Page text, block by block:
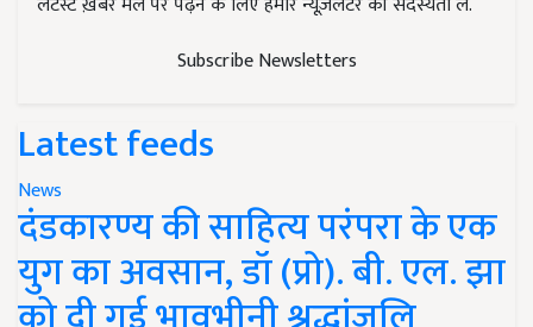
Subscribe Newsletters
Latest feeds
News
दंडकारण्य की साहित्य परंपरा के एक
युग का अवसान, डॉ (प्रो). बी. एल. झा